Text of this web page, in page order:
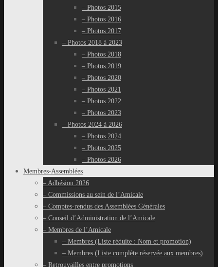
– Photos 2015
– Photos 2016
– Photos 2017
– Photos 2018 à 2023
– Photos 2018
– Photos 2019
– Photos 2020
– Photos 2021
– Photos 2022
– Photos 2023
– Photos 2024 à 2026
– Photos 2024
– Photos 2025
– Photos 2026
Membres-Assemblées
– Adhésion 2026
– Commissions au sein de l’Amicale
– Comptes-rendus des Assemblées Générales
– Conseil d’Administration de l’Amicale
– Membres de l’Amicale
– Membres (Liste réduite : Nom et promotion)
– Membres (Liste complète réservée aux membres)
– Retrouvailles entre promotions